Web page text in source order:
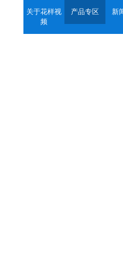
关于花样视
频
产品专区 新